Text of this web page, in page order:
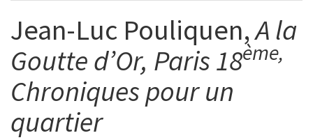
Jean-Luc Pouliquen,A la
Goutte d’Or, Paris 18ème,
Chroniques pour un
quartier